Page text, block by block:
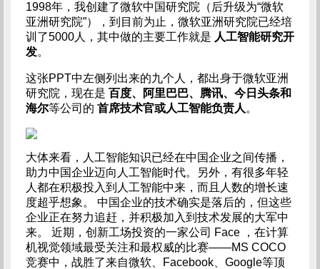
1998年，我创建了微软中国研究院（后升级为“微软
亚洲研究院”），到目前为止，微软亚洲研究院已经培
训了5000人，其中做的主要工作就是 人工智能研究开
发。
这张PPT中左侧列出来的九个人，都出身于微软亚洲
研究院，现在是 百度、阿里巴巴、腾讯、今日头条和
海尔等公司的 首席技术官或人工智能负责人 。
​大体来看，人工智能知识已经在中国企业之间传播，
助力中国企业迈向人工智能时代。另外，有很多年轻
人都在积极投入到人工智能中来，而且人数的增长速
度超乎想象。 中国企业的技术确实是落后的，但这些
企业正在努力追赶，并积极加入到技术发展的大军中
来。 近期，创新工场投资的一家公司 Face ，在计算
机视觉领域最受关注和最权威的比赛——MS COCO
竞赛中，战胜了来自微软、Facebook、Google等顶